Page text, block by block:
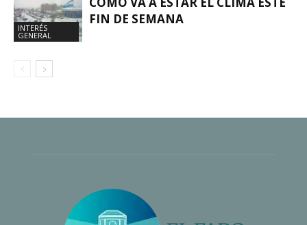
INTERÉS
GENERAL
FIN DE SEMANA